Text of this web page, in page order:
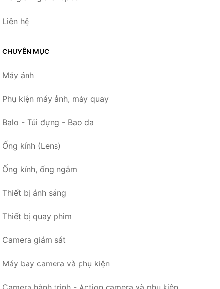
Liên hệ
CHUYÊN MỤC
Máy ảnh
Phụ kiện máy ảnh, máy quay
Balo - Túi đựng - Bao da
Ống kính (Lens)
Ống kính, ống ngắm
Thiết bị ánh sáng
Thiết bị quay phim
Camera giám sát
Máy bay camera và phụ kiện
Camera hành trình - Action camera và phụ kiện